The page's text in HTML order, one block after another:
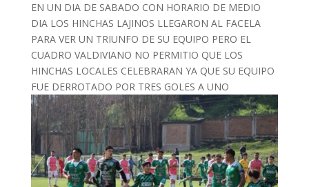
EN UN DIA DE SABADO CON HORARIO DE MEDIO
DIA LOS HINCHAS LAJINOS LLEGARON AL FACELA
PARA VER UN TRIUNFO DE SU EQUIPO PERO EL
CUADRO VALDIVIANO NO PERMITIO QUE LOS
HINCHAS LOCALES CELEBRARAN YA QUE SU EQUIPO
FUE DERROTADO POR TRES GOLES A UNO